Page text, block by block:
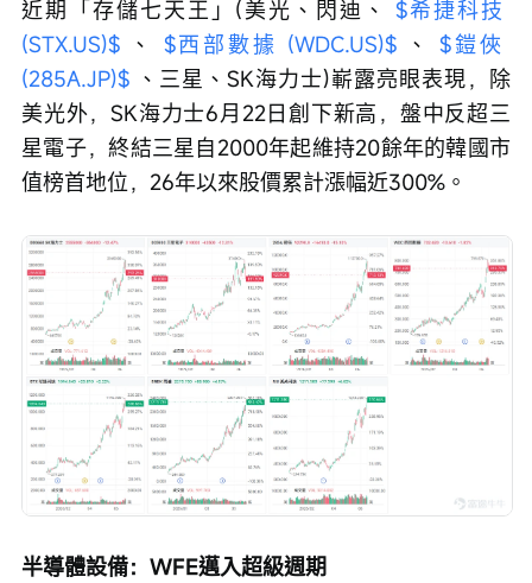
近期「存儲七天王」(美光、閃迪、 $希捷科技
(STX.US)$ 、 $西部數據 (WDC.US)$ 、 $鎧俠
(285A.JP)$ 、三星、SK海力士)嶄露亮眼表現，除
美光外，SK海力士6月22日創下新高，盤中反超三
星電子，終結三星自2000年起維持20餘年的韓國市
值榜首地位，26年以來股價累計漲幅近300%。
半導體設備：WFE邁入超級週期